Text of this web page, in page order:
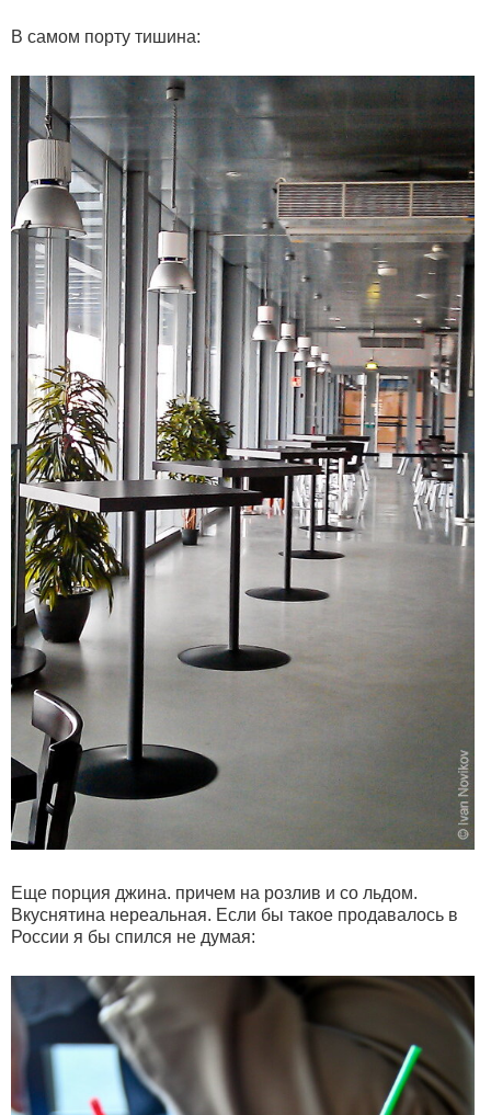
В самом порту тишина:
Еще порция джина. причем на розлив и со льдом.
Вкуснятина нереальная. Если бы такое продавалось в
России я бы спился не думая: